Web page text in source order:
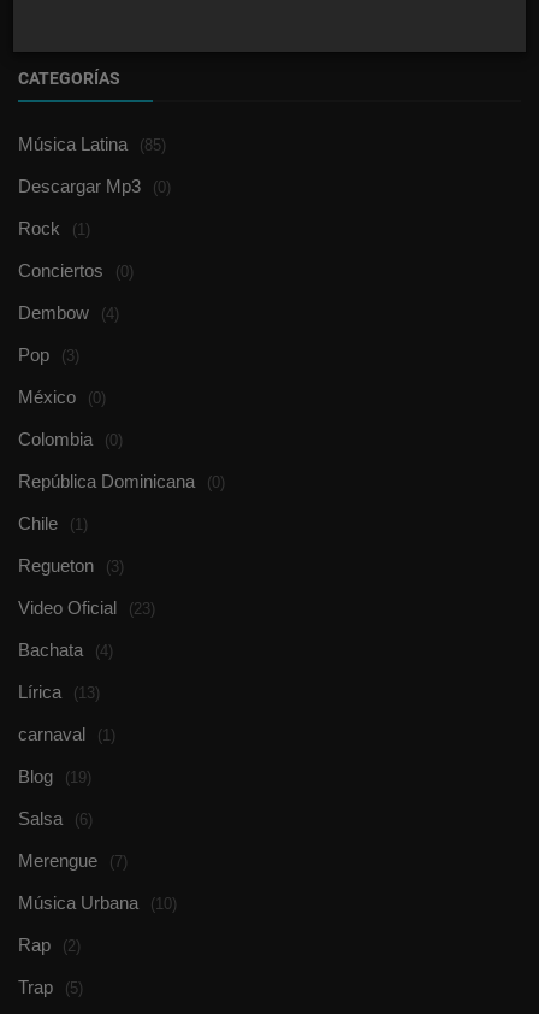
CATEGORÍAS
Música Latina (85)
Descargar Mp3 (0)
Rock (1)
Conciertos (0)
Dembow (4)
Pop (3)
México (0)
Colombia (0)
República Dominicana (0)
Chile (1)
Regueton (3)
Video Oficial (23)
Bachata (4)
Lírica (13)
carnaval (1)
Blog (19)
Salsa (6)
Merengue (7)
Música Urbana (10)
Rap (2)
Trap (5)